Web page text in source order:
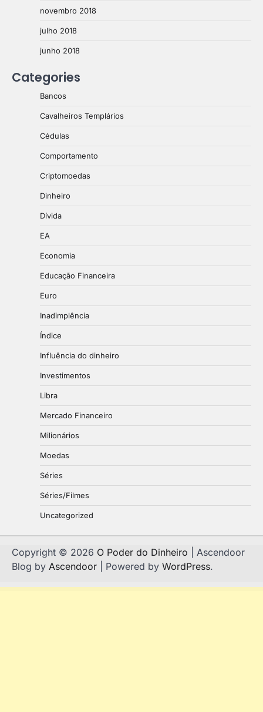
novembro 2018
julho 2018
junho 2018
Categories
Bancos
Cavalheiros Templários
Cédulas
Comportamento
Criptomoedas
Dinheiro
Dívida
EA
Economia
Educação Financeira
Euro
Inadimplência
Índice
Influência do dinheiro
Investimentos
Libra
Mercado Financeiro
Milionários
Moedas
Séries
Séries/Filmes
Uncategorized
Copyright © 2026 O Poder do Dinheiro | Ascendoor
Blog by Ascendoor | Powered by WordPress.